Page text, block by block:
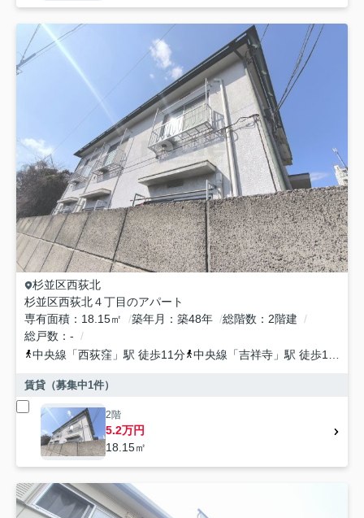
杉並区西荻北
杉並区西荻北４丁目のアパート
専有面積
18.15㎡ 築年月 築48年 総階数
2階建
総戸数
-
中央線 「西荻窪 」駅 徒歩11分 中央線 「吉祥寺 」駅 徒歩18分
賃貸（募集中1件）
2階
5.2万円
18.15㎡